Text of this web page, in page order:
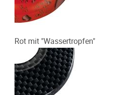
Rot mit "Wassertropfen"